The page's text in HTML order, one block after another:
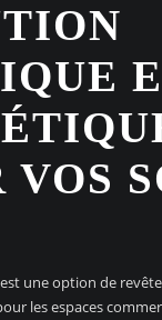
VOS
une option de
les espaces